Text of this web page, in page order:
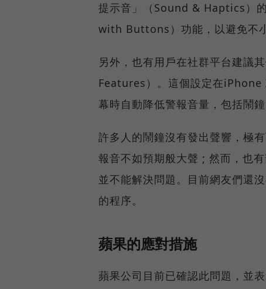
提示音」（Sound & Haptics）
with Buttons）功能，以避免不小
另外，也有用戶在社群平台建議
Features）。這個設定在iPhone
幕時自動降低警報音量，包括鬧鐘
許多人的鬧鐘沒有發出聲響，極
報音不如預期般大聲 ; 然而，也
並不能解決問題。目前網友們還
的程序。
蘋果的應對措施
蘋果公司目前已確認此問題，並